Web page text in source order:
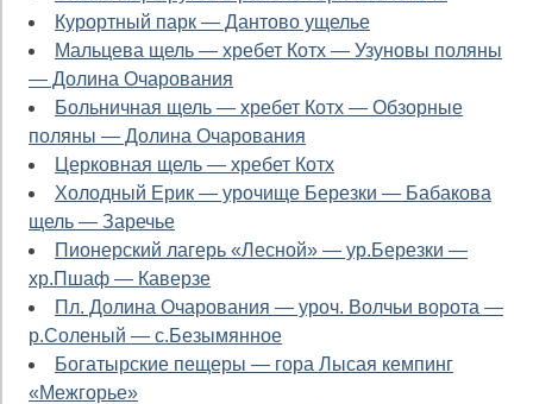
Курортный парк — Дантово ущелье
Мальцева щель — хребет Котх — Узуновы поляны
— Долина Очарования
Больничная щель — хребет Котх — Обзорные
поляны — Долина Очарования
Церковная щель — хребет Котх
Холодный Ерик — урочище Березки — Бабакова
щель — Заречье
Пионерский лагерь «Лесной» — ур.Березки —
хр.Пшаф — Каверзе
Пл. Долина Очарования — уроч. Волчьи ворота —
р.Соленый — с.Безымянное
Богатырские пещеры — гора Лысая кемпинг
«Межгорье»